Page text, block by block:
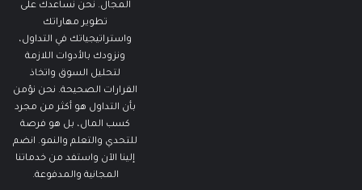
المجال. نحن نساعدك على
تطوير مهاراتك
واستراتيجياتك في التداول،
ونزودك بالأدوات اللازمة
لتحليل السوق واتخاذ
القرارات الصحيحة. نحن نؤمن
بأن التداول هو أكثر من مجرد
كسب المال، بل هو فرصة
للتحدي والتعلم والنمو. انضم
إلينا الآن واستفد من خدماتنا
المجانية والمدفوعة.